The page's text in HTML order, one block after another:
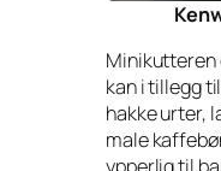
Minikutteren
kan i tillegg
hakke urter,
male